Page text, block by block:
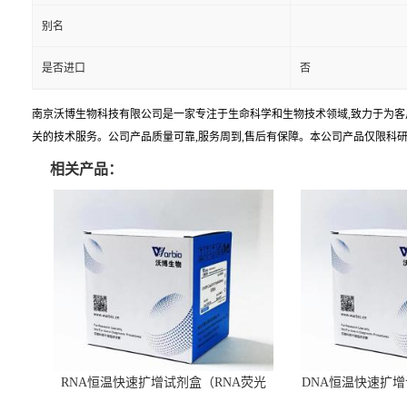
别名
是否进口 否
南京沃博生物科技有限公司是一家专注于生命科学和生物技术领域,致力于为
关的技术服务。公司产品质量可靠,服务周到,售后有保障。本公司产品仅限科
相关产品：
RNA恒温快速扩增试剂盒（RNA荧光
DNA恒温快速扩